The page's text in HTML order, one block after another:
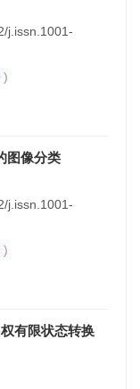
j.issn.1001-
)
图像分类
j.issn.1001-
)
有限状态转换